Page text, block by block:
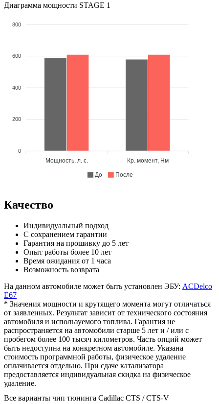
Диаграмма мощности STAGE 1
800
600
400
200
0
Мощность, л. с. Кр. момент, Нм
До После
Качество
Индивидуальный подход
С сохранением гарантии
Гарантия на прошивку до 5 лет
Опыт работы более 10 лет
Время ожидания от 1 часа
Возможность возврата
На данном автомобиле может быть установлен ЭБУ: ACDelco
E67
* Значения мощности и крутящего момента могут отличаться
от заявленных. Результат зависит от технического состояния
автомобиля и используемого топлива. Гарантия не
распространяется на автомобили старше 5 лет и / или с
пробегом более 100 тысяч километров. Часть опций может
быть недоступна на конкретном автомобиле. Указана
стоимость программной работы, физическое удаление
оплачивается отдельно. При сдаче катализатора
предоставляется индивидуальная скидка на физическое
удаление.
Все варианты чип тюнинга Cadillac CTS / CTS-V